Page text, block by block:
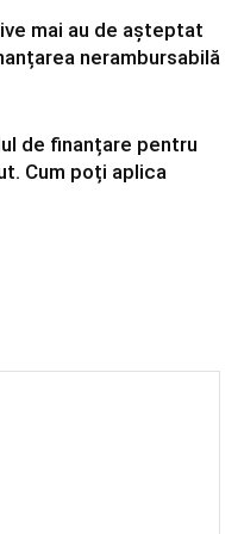
mai au de așteptat
nerambursabilă
de finanțare pentru
Cum poți aplica